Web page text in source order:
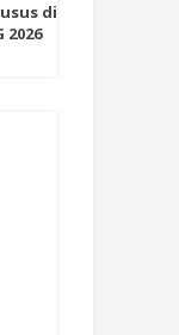
di
2026